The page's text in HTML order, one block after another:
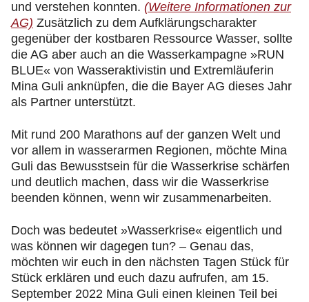
und verstehen konnten. (Weitere Informationen zur
AG) Zusätzlich zu dem Aufklärungscharakter
gegenüber der kostbaren Ressource Wasser, sollte
die AG aber auch an die Wasserkampagne »RUN
BLUE« von Wasseraktivistin und Extremläuferin
Mina Guli anknüpfen, die die Bayer AG dieses Jahr
als Partner unterstützt.
Mit rund 200 Marathons auf der ganzen Welt und
vor allem in wasserarmen Regionen, möchte Mina
Guli das Bewusstsein für die Wasserkrise schärfen
und deutlich machen, dass wir die Wasserkrise
beenden können, wenn wir zusammenarbeiten.
Doch was bedeutet »Wasserkrise« eigentlich und
was können wir dagegen tun? – Genau das,
möchten wir euch in den nächsten Tagen Stück für
Stück erklären und euch dazu aufrufen, am 15.
September 2022 Mina Guli einen kleinen Teil bei